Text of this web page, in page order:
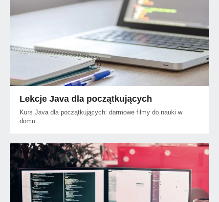
Lekcje Java dla początkujących
Kurs Java dla początkujących: darmowe filmy do nauki w
domu.